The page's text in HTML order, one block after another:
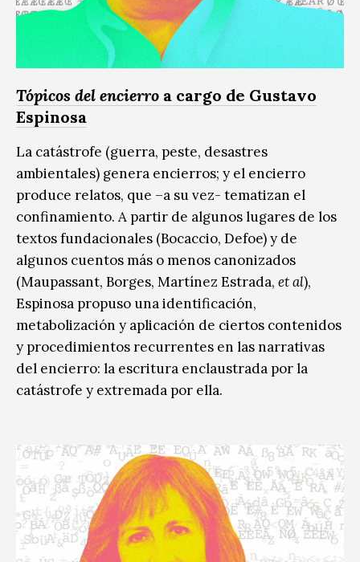
Tópicos del encierro a cargo de Gustavo
Espinosa
La catástrofe (guerra, peste, desastres
ambientales) genera encierros; y el encierro
produce relatos, que –a su vez- tematizan el
confinamiento. A partir de algunos lugares de los
textos fundacionales (Bocaccio, Defoe) y de
algunos cuentos más o menos canonizados
(Maupassant, Borges, Martínez Estrada, et al),
Espinosa propuso una identificación,
metabolización y aplicación de ciertos contenidos
y procedimientos recurrentes en las narrativas
del encierro: la escritura enclaustrada por la
catástrofe y extremada por ella.